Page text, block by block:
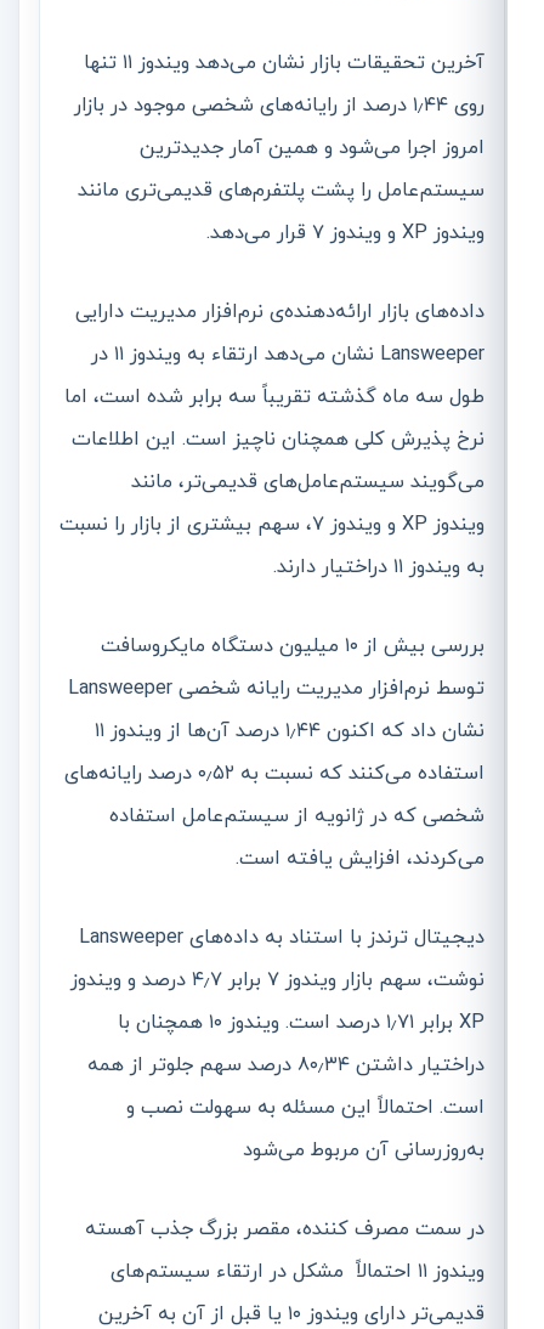
آخرین تحقیقات بازار نشان می‌دهد ویندوز ۱۱ تنها
روی ۱٫۴۴ درصد از رایانه‌های شخصی موجود در بازار
امروز اجرا می‌شود و همین آمار جدیدترین
سیستم‌عامل را پشت پلتفرم‌های قدیمی‌تری مانند
ویندوز XP و ویندوز ۷ قرار می‌دهد.
داده‌های بازار ارائه‌دهنده‌ی نرم‌افزار مدیریت دارایی
Lansweeper نشان می‌دهد ارتقاء به ویندوز ۱۱ در
طول سه ماه گذشته تقریباً سه برابر شده است، اما
نرخ پذیرش کلی همچنان ناچیز است. این اطلاعات
می‌گویند سیستم‌عامل‌های قدیمی‌تر، مانند
ویندوز XP و ویندوز ۷، سهم بیشتری از بازار را نسبت
به ویندوز ۱۱ دراختیار دارند.
بررسی بیش از ۱۰ میلیون دستگاه مایکروسافت
توسط نرم‌افزار مدیریت رایانه شخصی Lansweeper
نشان داد که اکنون ۱٫۴۴ درصد آن‌ها از ویندوز ۱۱
استفاده می‌کنند که نسبت به ۰٫۵۲ درصد رایانه‌های
شخصی که در ژانویه از سیستم‌عامل استفاده
می‌کردند، افزایش یافته است.
دیجیتال ترندز با استناد به داده‌های Lansweeper
نوشت، سهم بازار ویندوز ۷ برابر ۴٫۷ درصد و ویندوز
XP برابر ۱٫۷۱ درصد است. ویندوز ۱۰ همچنان با
دراختیار داشتن ۸۰٫۳۴ درصد سهم جلوتر از همه
است. احتمالاً این مسئله به سهولت نصب و
به‌روزرسانی آن مربوط می‌شود
در سمت مصرف کننده، مقصر بزرگ جذب آهسته
ویندوز ۱۱ احتمالاً مشکل در ارتقاء سیستم‌های
قدیمی‌تر دارای ویندوز ۱۰ یا قبل از آن به آخرین